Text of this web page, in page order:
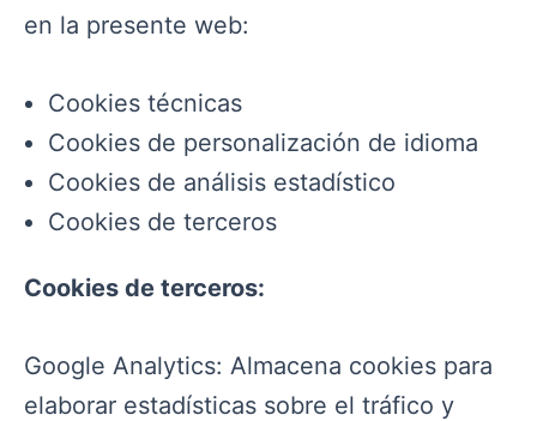
en la presente web:
Cookies técnicas
Cookies de personalización de idioma
Cookies de análisis estadístico
Cookies de terceros
Cookies de terceros:
Google Analytics: Almacena cookies para
elaborar estadísticas sobre el tráfico y